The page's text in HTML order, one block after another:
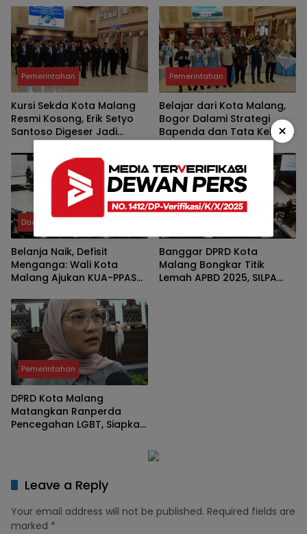
Pemerintahan
Kursi Sekda Kota Malang
Resmi Kosong, Erik Setyo
Santoso Digeser Jadi
Asisten, Pemkot Mulai Era
Baru Manajemen Talenta
Pemerintahan
Belajar dari Kota Malang,
Bogor Dalami Strategi
Bapenda dan Tata Kelola
Parkir untuk Perkuat PAD
Daerah
Belanja Naik, Defisit
Menganga: Wali Kota
Malang Ajukan KUA-PPAS
ke DPRD
Banggar DPRD Kota
Malang Bongkar Titik
Lemah APBD 2025, SILPA
Pemerintahan
DPRD Kota Malang
Matangkan Ranperda
Pencegahan LGBT, Siapkan
Leave a Reply
Your email address will not be published. Required fields are
marked *
×